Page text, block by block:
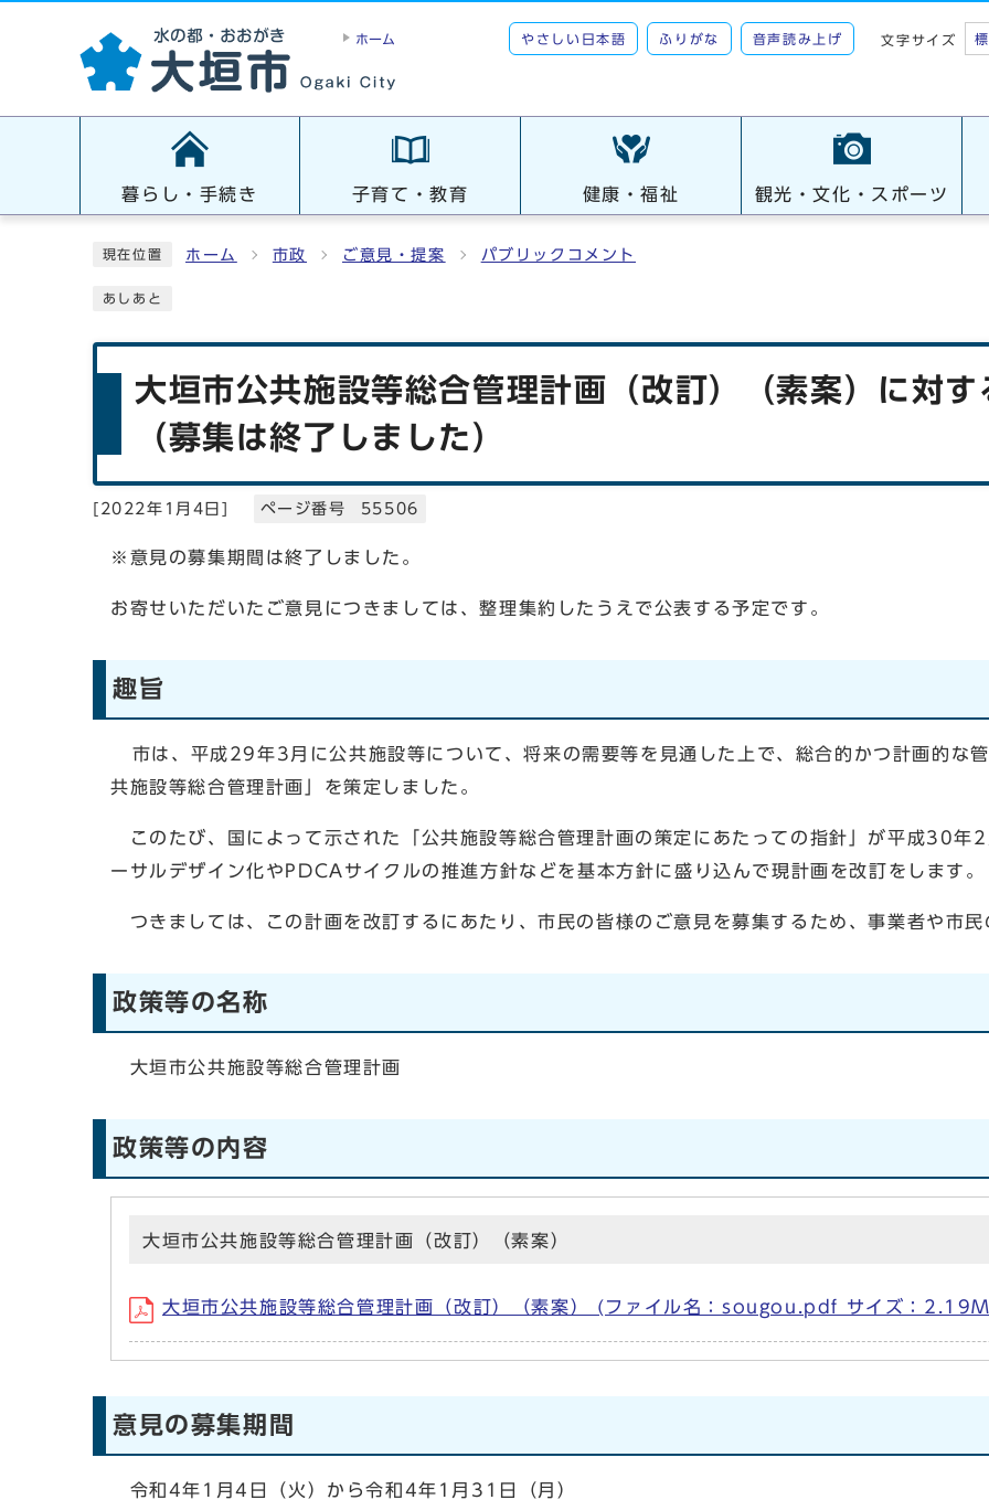
ホーム やさしい日本語 ふりがな 音声読み上げ 文字サイズ
暮らし・手続き 子育て・教育 健康・福祉 観光・文化・スポーツ
現在位置 ホーム 市政 ご意見・提案 パブリックコメント
あしあと
大垣市公共施設等総合管理計画（改訂）（素案）に対
（募集は終了しました）
2022年1月4日 ページ番号 55506
※意見の募集期間は終了しました。
お寄せいただいたご意見につきましては、整理集約したうえで公表する予定です。
趣旨
市は、平成29年3月に公共施設等について、将来の需要等を見通した上で、総合的かつ計画的な
共施設等総合管理計画」を策定しました。
このたび、国によって示された「公共施設等総合管理計画の策定にあたっての指針」が平成30年
ーサルデザイン化やPDCAサイクルの推進方針などを基本方針に盛り込んで現計画を改訂をします。
つきましては、この計画を改訂するにあたり、市民の皆様のご意見を募集するため、事業者や市
政策等の名称
大垣市公共施設等総合管理計画
政策等の内容
大垣市公共施設等総合管理計画（改訂）（素案）
大垣市公共施設等総合管理計画（改訂）（素案） (ファイル名：sougou.pdf サイズ：
意見の募集期間
令和4年1月4日（火）から令和4年1月31日（月）